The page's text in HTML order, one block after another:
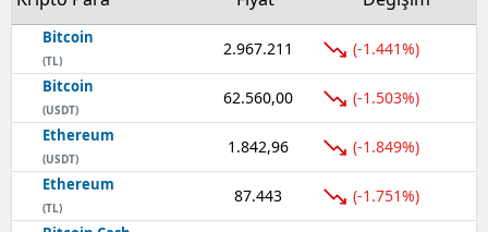
Trabzon
Tunceli
Şanlıurfa
Van
Bitcoin
(TL)
2.967.211 (-1.441%)
Bitcoin
(USDT)
62.560,00 (-1.503%)
Ethereum
(USDT)
1.842,96 (-1.849%)
Ethereum
(TL)
87.443 (-1.751%)